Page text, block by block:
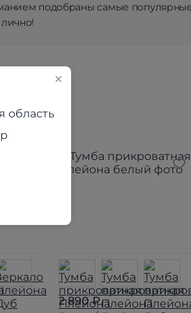
подобраны самые
2 890 ₽
область